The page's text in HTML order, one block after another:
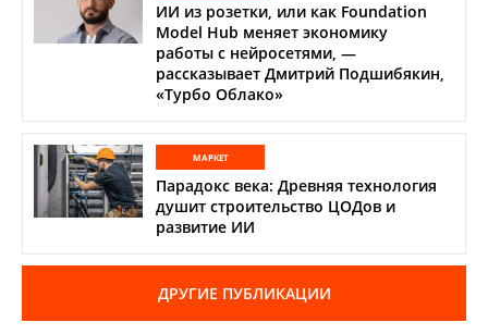
ИИ из розетки, или как Foundation
Model Hub меняет экономику
работы с нейросетями, —
рассказывает Дмитрий Подшибякин,
«Турбо Облако»
МАРКЕТ
Парадокс века: Древняя технология
душит строительство ЦОДов и
развитие ИИ
ДРУГИЕ ПУБЛИКАЦИИ